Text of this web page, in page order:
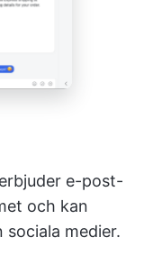
e-post-
och kan
medier.